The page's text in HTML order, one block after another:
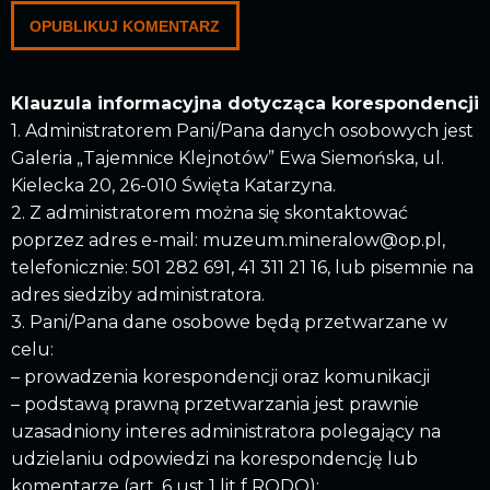
Klauzula informacyjna dotycząca korespondencji
1. Administratorem Pani/Pana danych osobowych jest
Galeria „Tajemnice Klejnotów” Ewa Siemońska, ul.
Kielecka 20, 26-010 Święta Katarzyna.
2. Z administratorem można się skontaktować
poprzez adres e-mail: muzeum.mineralow@op.pl,
telefonicznie: 501 282 691, 41 311 21 16, lub pisemnie na
adres siedziby administratora.
3. Pani/Pana dane osobowe będą przetwarzane w
celu:
– prowadzenia korespondencji oraz komunikacji
– podstawą prawną przetwarzania jest prawnie
uzasadniony interes administratora polegający na
udzielaniu odpowiedzi na korespondencję lub